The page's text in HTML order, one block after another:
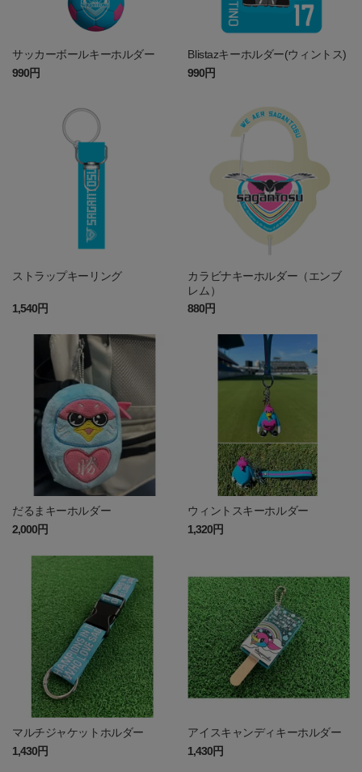
サッカーボールキーホルダー
990円
Blistazキーホルダー(ウィントス)
990円
ストラップキーリング
1,540円
カラビナキーホルダー（エンブ
レム）
880円
だるまキーホルダー
2,000円
ウィントスキーホルダー
1,320円
マルチジャケットホルダー
1,430円
アイスキャンディキーホルダー
1,430円